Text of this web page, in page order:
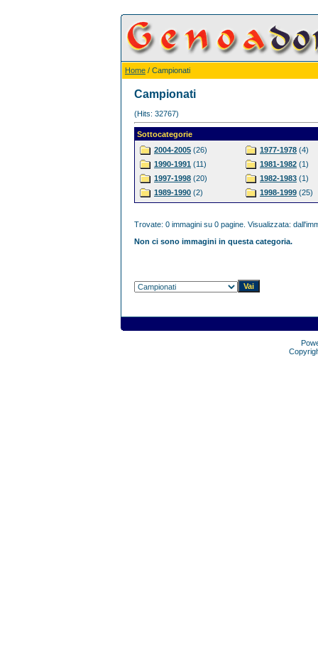
Home / Campionati
Campionati
(Hits: 32767)
Sottocategorie
2004-2005 (26)
1990-1991 (11)
1997-1998 (20)
1989-1990 (2)
1977-1978 (4)
1981-1982 (1)
1982-1983 (1)
1998-1999 (25)
Trovate: 0 immagini su 0 pagine. Visualizzata:
Non ci sono immagini in questa categoria.